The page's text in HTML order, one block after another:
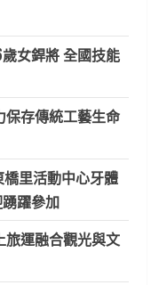
女銲將 全國技能
保存傳統工藝生命
橋里活動中心牙體
躍參加
旅運融合觀光與文